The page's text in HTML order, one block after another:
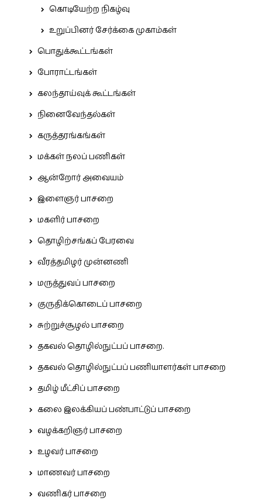
கொடியேற்ற நிகழ்வு
உறுப்பினர் சேர்க்கை முகாம்கள்
பொதுக்கூட்டங்கள்
போராட்டங்கள்
கலந்தாய்வுக் கூட்டங்கள்
நினைவேந்தல்கள்
கருத்தரங்கங்கள்
மக்கள் நலப் பணிகள்
ஆன்றோர் அவையம்
இளைஞர் பாசறை
மகளிர் பாசறை
தொழிற்சங்கப் பேரவை
வீரத்தமிழர் முன்னணி
மருத்துவப் பாசறை
குருதிக்கொடைப் பாசறை
சுற்றுச்சூழல் பாசறை
தகவல் தொழில்நுட்பப் பாசறை.
தகவல் தொழில்நுட்பப் பணியாளர்கள் பாசறை
தமிழ் மீட்சிப் பாசறை
கலை இலக்கியப் பண்பாட்டுப் பாசறை
வழக்கறிஞர் பாசறை
உழவர் பாசறை
மாணவர் பாசறை
வணிகர் பாசறை